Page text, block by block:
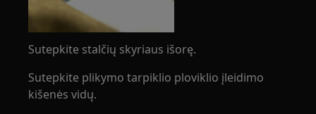
Sutepkite stalčių skyriaus išorę.
Sutepkite plikymo tarpiklio ploviklio įleidimo
kišenės vidų.